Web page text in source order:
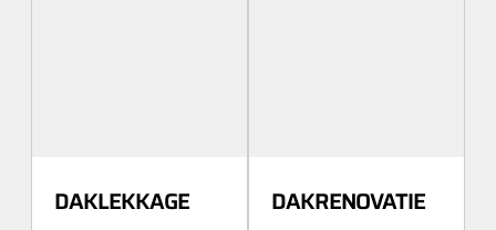
DAKLEKKAGE DAKRENOVATIE